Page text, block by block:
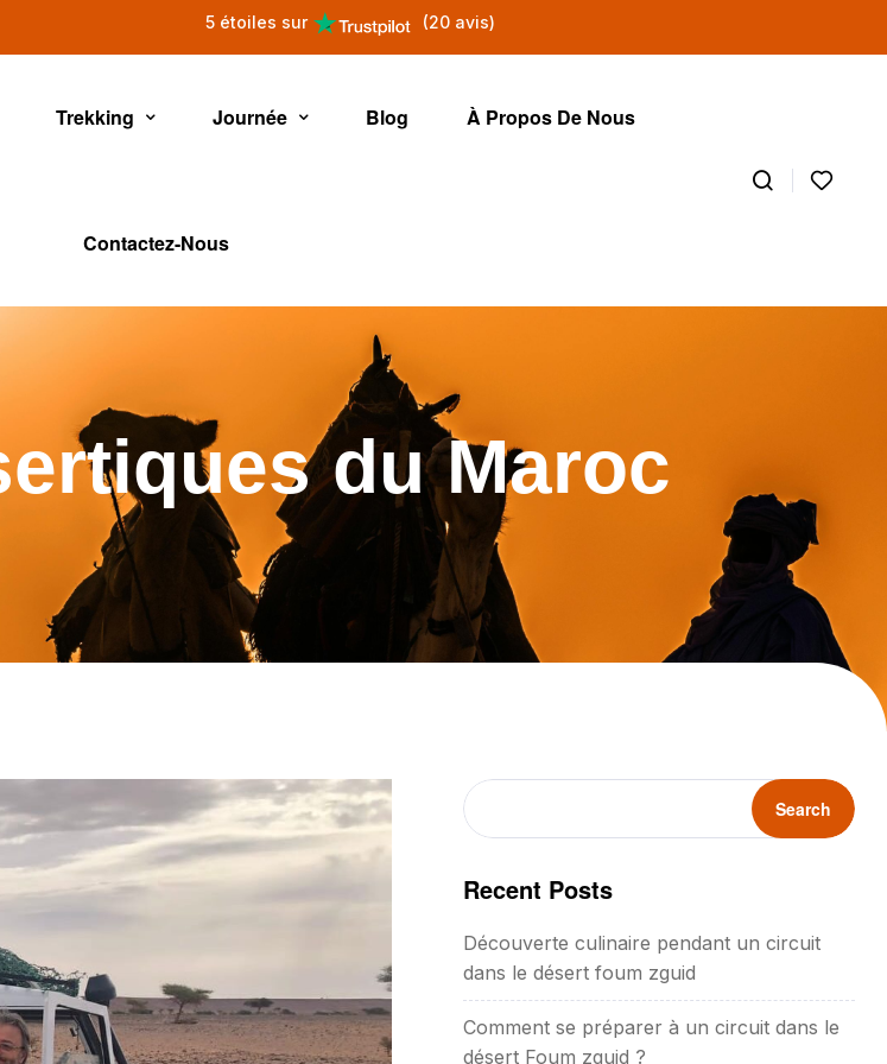
5 étoiles sur (20 avis)
Trekking Journée Blog À Propos De Nous
Contactez-Nous
du Maroc
Search
Recent Posts
Découverte culinaire pendant un circuit
dans le désert foum zguid
Comment se préparer à un circuit dans le
désert Foum zguid ?